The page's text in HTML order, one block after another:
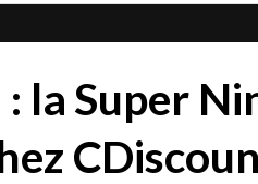
: la Super